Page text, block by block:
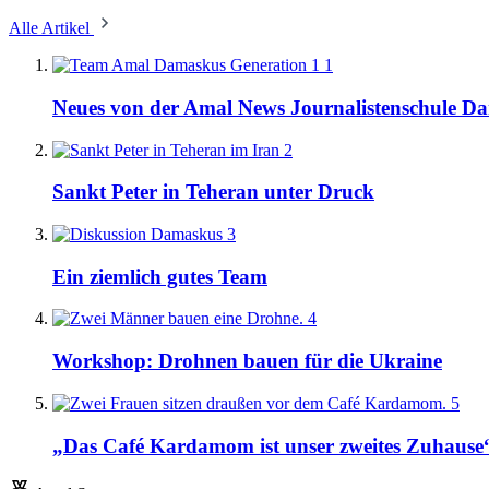
Alle Artikel
1
Neues von der Amal News Journalistenschule
2
Sankt Peter in Teheran unter Druck
3
Ein ziemlich gutes Team
4
Workshop: Drohnen bauen für die Ukraine
5
„Das Café Kardamom ist unser zweites